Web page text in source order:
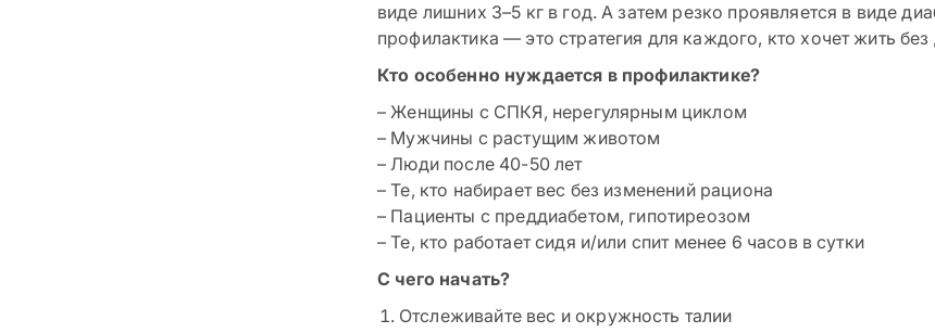
виде лишних 3–5 кг в год. А затем резко проявляется в виде
профилактика — это стратегия для каждого, кто хочет жить
Кто особенно нуждается в профилактике?
– Женщины с СПКЯ, нерегулярным циклом
– Мужчины с растущим животом
– Люди после 40-50 лет
– Те, кто набирает вес без изменений рациона
– Пациенты с преддиабетом, гипотиреозом
– Те, кто работает сидя и/или спит менее 6 часов в сутки
С чего начать?
Отслеживайте вес и окружность талии